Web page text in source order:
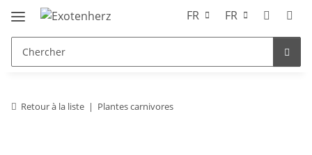
FR FR
Retour à la liste Plantes carnivores